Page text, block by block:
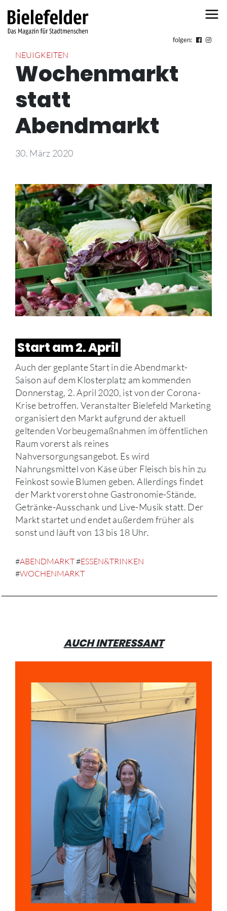
folgen:
NEUIGKEITEN
Wochenmarkt
statt
Abendmarkt
30. März 2020
Start am 2. April
Auch der geplante Start in die Abendmarkt-
Saison auf dem Klosterplatz am kommenden
Donnerstag, 2. April 2020, ist von der Corona-
Krise betroffen. Veranstalter Bielefeld Marketing
organisiert den Markt aufgrund der aktuell
geltenden Vorbeugemaßnahmen im öffentlichen
Raum vorerst als reines
Nahversorgungsangebot. Es wird
Nahrungsmittel von Käse über Fleisch bis hin zu
Feinkost sowie Blumen geben. Allerdings findet
der Markt vorerst ohne Gastronomie-Stände,
Getränke-Ausschank und Live-Musik statt. Der
Markt startet und endet außerdem früher als
sonst und läuft von 13 bis 18 Uhr.
#ABENDMARKT#ESSEN&TRINKEN
#WOCHENMARKT
AUCH INTERESSANT